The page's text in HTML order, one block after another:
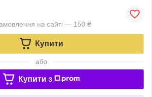
на сайті — 150 ₴
Купити
або
Купити з